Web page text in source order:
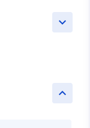
keyboard_arrow_down
keyboard_arrow_up